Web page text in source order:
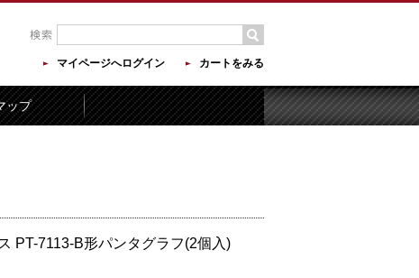
マイページへログイン カートをみる
ップ
PT-7113-B形パンタグラフ(2個入)